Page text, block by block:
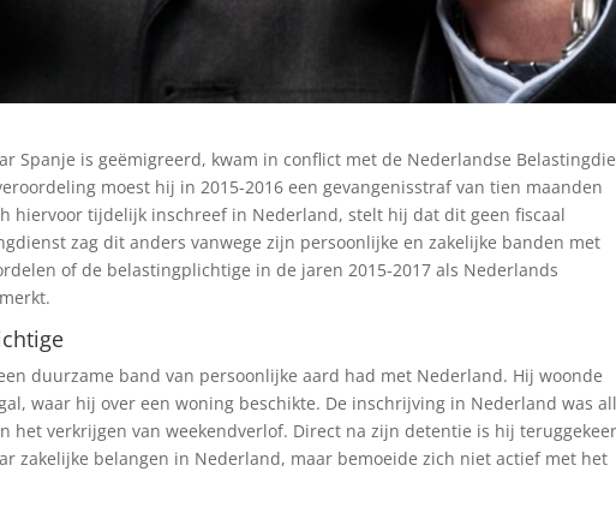
Spanje is geëmigreerd, kwam in conflict met de Nederlandse
moest hij in 2015-2016 een gevangenisstraf van tien maanden
hiervoor tijdelijk inschreef in Nederland, stelt hij dat dit geen fiscaal
zag dit anders vanwege zijn persoonlijke en zakelijke banden met
of de belastingplichtige in de jaren 2015-2017 als Nederlands
duurzame band van persoonlijke aard had met Nederland. Hij woonde
waar hij over een woning beschikte. De inschrijving in Nederland was
het verkrijgen van weekendverlof. Direct na zijn detentie is hij
zakelijke belangen in Nederland, maar bemoeide zich niet actief met het